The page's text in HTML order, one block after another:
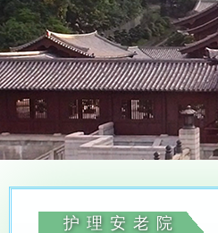
护理安老院